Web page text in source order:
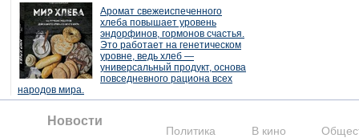
Аромат свежеиспеченного
хлеба повышает уровень
эндорфинов, гормонов счастья.
Это работает на генетическом
уровне, ведь хлеб —
универсальный продукт, основа
повседневного рациона всех
народов мира.
Новости
Политика
В кино